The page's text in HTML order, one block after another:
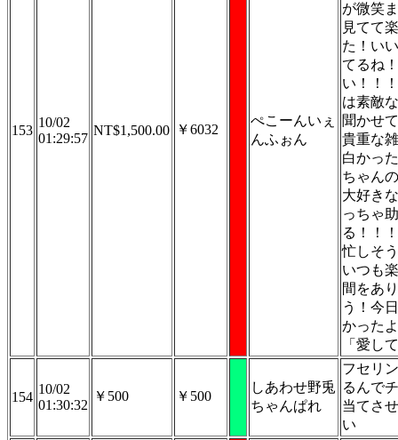
153
10/02
01:29:57
NT$1,500.00 ￥6032
ぺこーんいぇ
んふぉん
が微笑
見てて
た！い
てるね
い！！
は素敵
聞かせ
貴重な
白かっ
ちゃん
大好き
っちゃ
る！！
忙しそ
いつも
間をあ
う！今
かった
「愛し
154
10/02
01:30:32
￥500 ￥500
しあわせ野兎
ちゃんぱれ
フセリ
るんで
当てさ
い